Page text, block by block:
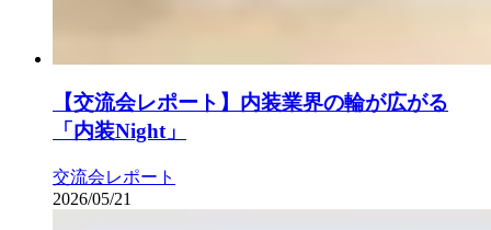
【交流会レポート】内装業界の輪が広がる
「内装Night」
交流会レポート
2026/05/21